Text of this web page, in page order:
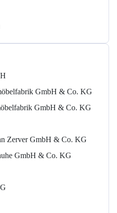
GmbH & Co. KG
GmbH & Co. KG
Zerver GmbH & Co. KG
GmbH & Co. KG